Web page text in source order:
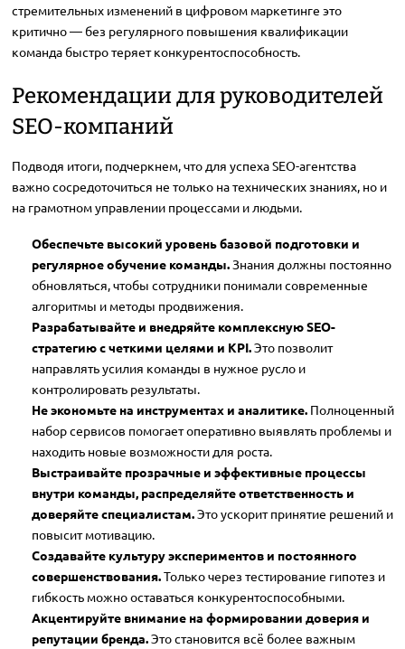
стремительных изменений в цифровом маркетинге это
критично — без регулярного повышения квалификации
команда быстро теряет конкурентоспособность.
Рекомендации для руководителей
SEO-компаний
Подводя итоги, подчеркнем, что для успеха SEO-агентства
важно сосредоточиться не только на технических знаниях, но и
на грамотном управлении процессами и людьми.
Обеспечьте высокий уровень базовой подготовки и
регулярное обучение команды.Знания должны постоянно
обновляться, чтобы сотрудники понимали современные
алгоритмы и методы продвижения.
Разрабатывайте и внедряйте комплексную SEO-
стратегию с четкими целями и KPI.Это позволит
направлять усилия команды в нужное русло и
контролировать результаты.
Не экономьте на инструментах и аналитике.Полноценный
набор сервисов помогает оперативно выявлять проблемы и
находить новые возможности для роста.
Выстраивайте прозрачные и эффективные процессы
внутри команды, распределяйте ответственность и
доверяйте специалистам.Это ускорит принятие решений и
повысит мотивацию.
Создавайте культуру экспериментов и постоянного
совершенствования.Только через тестирование гипотез и
гибкость можно оставаться конкурентоспособными.
Акцентируйте внимание на формировании доверия и
репутации бренда.Это становится всё более важным